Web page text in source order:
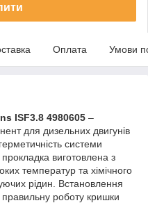
Оплата Умови
ISF3.8 4980605 –
для дизельних двигунів
системи
виготовлена з
температур та хімічного
рідин. Встановлення
правильну роботу кришки